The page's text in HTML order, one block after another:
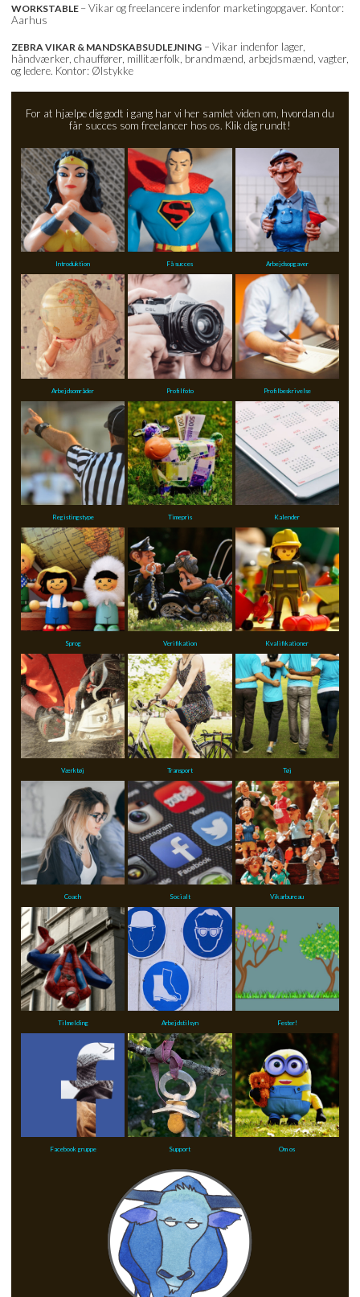
WORKSTABLE – Vikar og freelancere indenfor marketingopgaver. Kontor:
Aarhus
ZEBRA VIKAR & MANDSKABSUDLEJNING – Vikar indenfor lager,
håndværker, chauffører, millitærfolk, brandmænd, arbejdsmænd, vagter,
og ledere. Kontor: Ølstykke
For at hjælpe dig godt i gang har vi her samlet viden om, hvordan du
får succes som freelancer hos os. Klik dig rundt!
Introduktion Få succes Arbejdsopgaver
Arbejdsområder Profilfoto Profilbeskrivelse
Registingstype Timepris Kalender
Sprog Verifikation Kvalifikationer
Værktøj Transport Tøj
Coach Socialt Vikarbureau
Tilmelding Arbejdstilsyn Fester!
Facebook gruppe Support Om os